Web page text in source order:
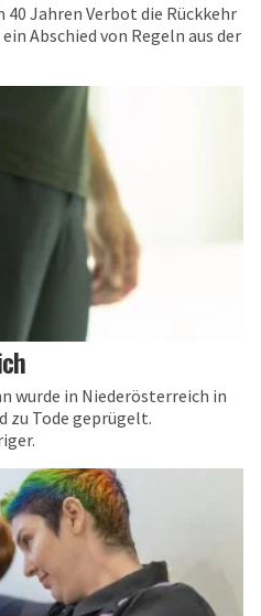
40 Jahren Verbot die Rückkehr
Abschied von Regeln aus der
wurde in Niederösterreich in
zu Tode geprügelt.